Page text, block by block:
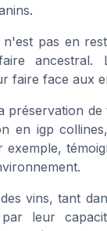
n'est pas en
faire face aux
préservation
en igp
des vins, tant
leur